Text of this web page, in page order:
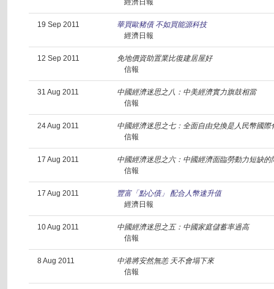
經濟日報
19 Sep 2011
華買歐豬債 不如買能源科技
經濟日報
12 Sep 2011
免地價資助置業比復建居屋好
信報
31 Aug 2011
中國經濟迷思之八：中美經濟實力旗鼓相當
信報
24 Aug 2011
中國經濟迷思之七：全面自由兌換是人民幣國際
信報
17 Aug 2011
中國經濟迷思之六：中國經濟面臨勞動力短缺的
信報
17 Aug 2011
豐富「點心債」 配合人幣速升值
經濟日報
10 Aug 2011
中國經濟迷思之五：中國家庭儲蓄率過高
信報
8 Aug 2011
中港將安然無恙 天不會塌下來
信報